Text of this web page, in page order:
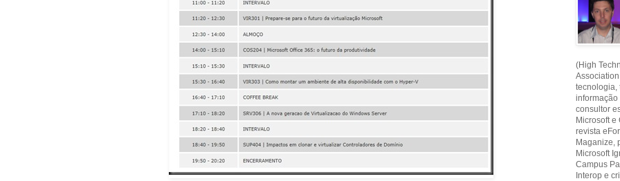
(High
tecnologia,
informação
consultor
Microsoft e
revista
Maganize,
Microsoft
Campus
Interop e